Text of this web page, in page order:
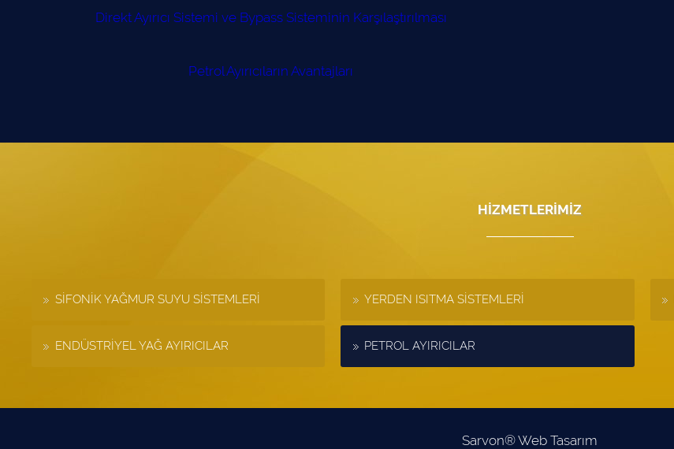
Direkt Ayırıcı Sistemi ve Bypass Sisteminin Karşılaştırılması
Petrol Ayırıcıların Avantajları
HİZMETLERİMİZ
SİFONİK YAĞMUR SUYU SİSTEMLERİ YERDEN ISITMA SİSTEMLERİ
ENDÜSTRİYEL YAĞ AYIRICILAR PETROL AYIRICILAR
Sarvon®Web Tasarım